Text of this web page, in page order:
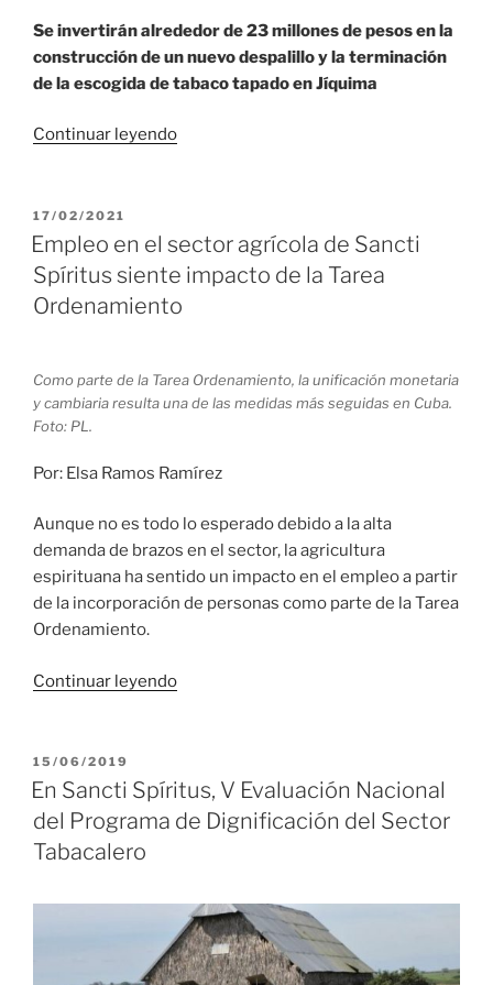
Se invertirán alrededor de 23 millones de pesos en la
construcción de un nuevo despalillo y la terminación
de la escogida de tabaco tapado en Jíquima
Continuar leyendo«Sancti
industrias
de
acopio
y
de
tabaco
exportación»
PUBLICADO
EL
17/02/2021
Empleo en el sector agrícola de Sancti
Spíritus siente impacto de la Tarea
Ordenamiento
Como parte de la Tarea Ordenamiento, la unificación monetaria
y cambiaria resulta una de las medidas más seguidas en Cuba.
Foto: PL.
Por: Elsa Ramos Ramírez
Aunque no es todo lo esperado debido a la alta
demanda de brazos en el sector, la agricultura
espirituana ha sentido un impacto en el empleo a partir
de la incorporación de personas como parte de la Tarea
Ordenamiento.
Continuar leyendo«Empleo
agrícola
de
impacto
de
la
PUBLICADO
EL
15/06/2019
En Sancti Spíritus, V Evaluación Nacional
del Programa de Dignificación del Sector
Tabacalero